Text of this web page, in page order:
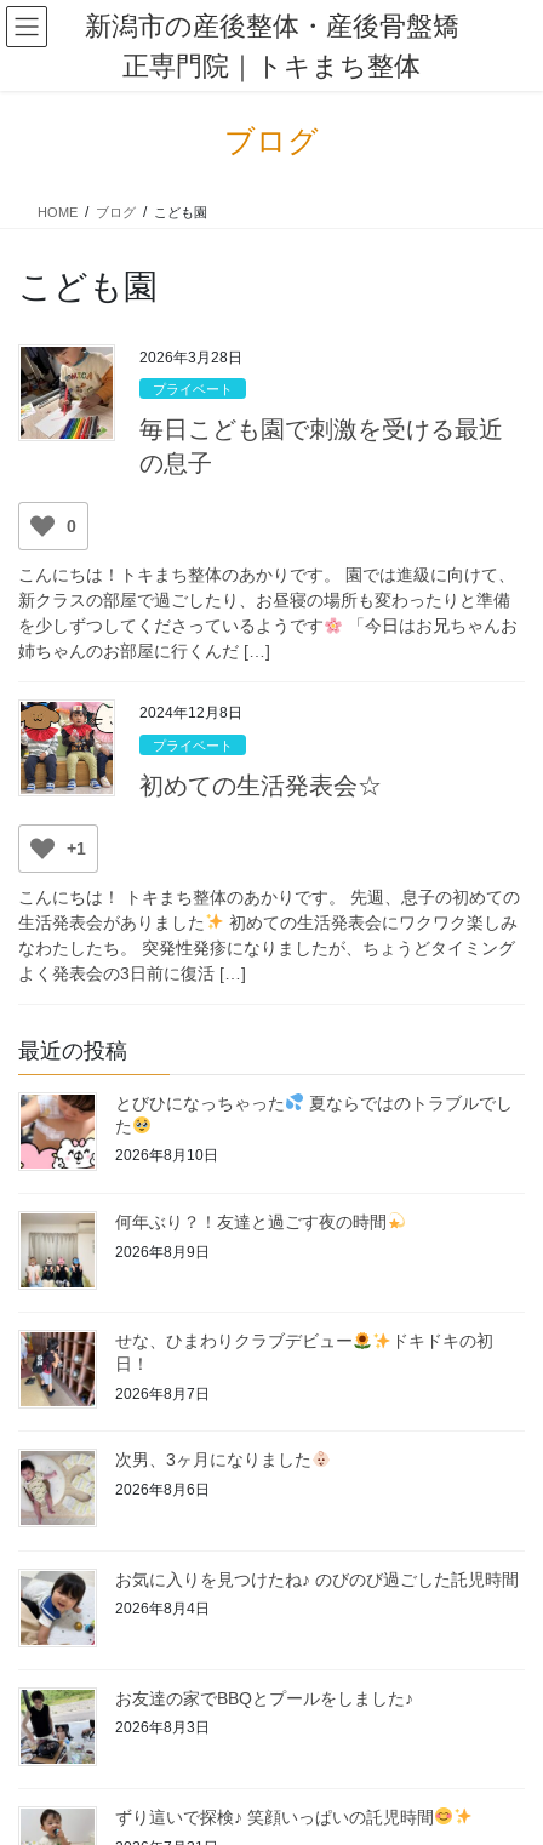
コ
ン
ナ
ビ
新潟市の産後整体・産後骨盤矯
正専門院｜トキまち整体
ブログ
HOME ブログ こども園
こども園
2026年3月28日
プライベート
毎日こども園で刺激を受ける最近
の息子
0
こんにちは！トキまち整体のあかりです。 園では進級に向けて、
新クラスの部屋で過ごしたり、お昼寝の場所も変わったりと準備
を少しずつしてくださっているようです
「今日はお兄ちゃんお
姉ちゃんのお部屋に行くんだ […]
2024年12月8日
プライベート
初めての生活発表会☆
+1
こんにちは！ トキまち整体のあかりです。 先週、息子の初めての
生活発表会がありました
初めての生活発表会にワクワク楽しみ
なわたしたち。 突発性発疹になりましたが、ちょうどタイミング
よく発表会の3日前に復活 […]
最近の投稿
とびひになっちゃった
夏ならではのトラブルでし
た
2026年8月10日
何年ぶり？！友達と過ごす夜の時間
2026年8月9日
せな、ひまわりクラブデビュー
ドキドキの初
日！
2026年8月7日
次男、3ヶ月になりました
2026年8月6日
お気に入りを見つけたね♪ のびのび過ごした託児時間
2026年8月4日
お友達の家でBBQとプールをしました♪
2026年8月3日
ずり這いで探検♪ 笑顔いっぱいの託児時間